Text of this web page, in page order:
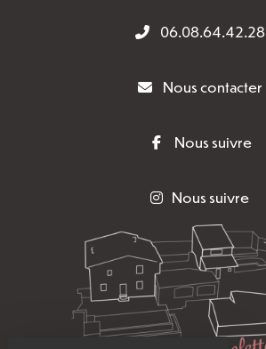
06.08.64.42.28
Nous contacter
Nous suivre
Nous suivre